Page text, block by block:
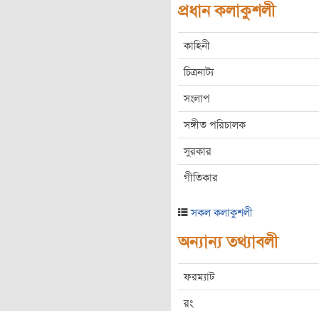
প্রধান কলাকুশলী
কাহিনী
চিত্রনাট্য
সংলাপ
সঙ্গীত পরিচালক
সুরকার
গীতিকার
সকল কলাকুশলী
অন্যান্য তথ্যাবলী
ফরম্যাট
রং